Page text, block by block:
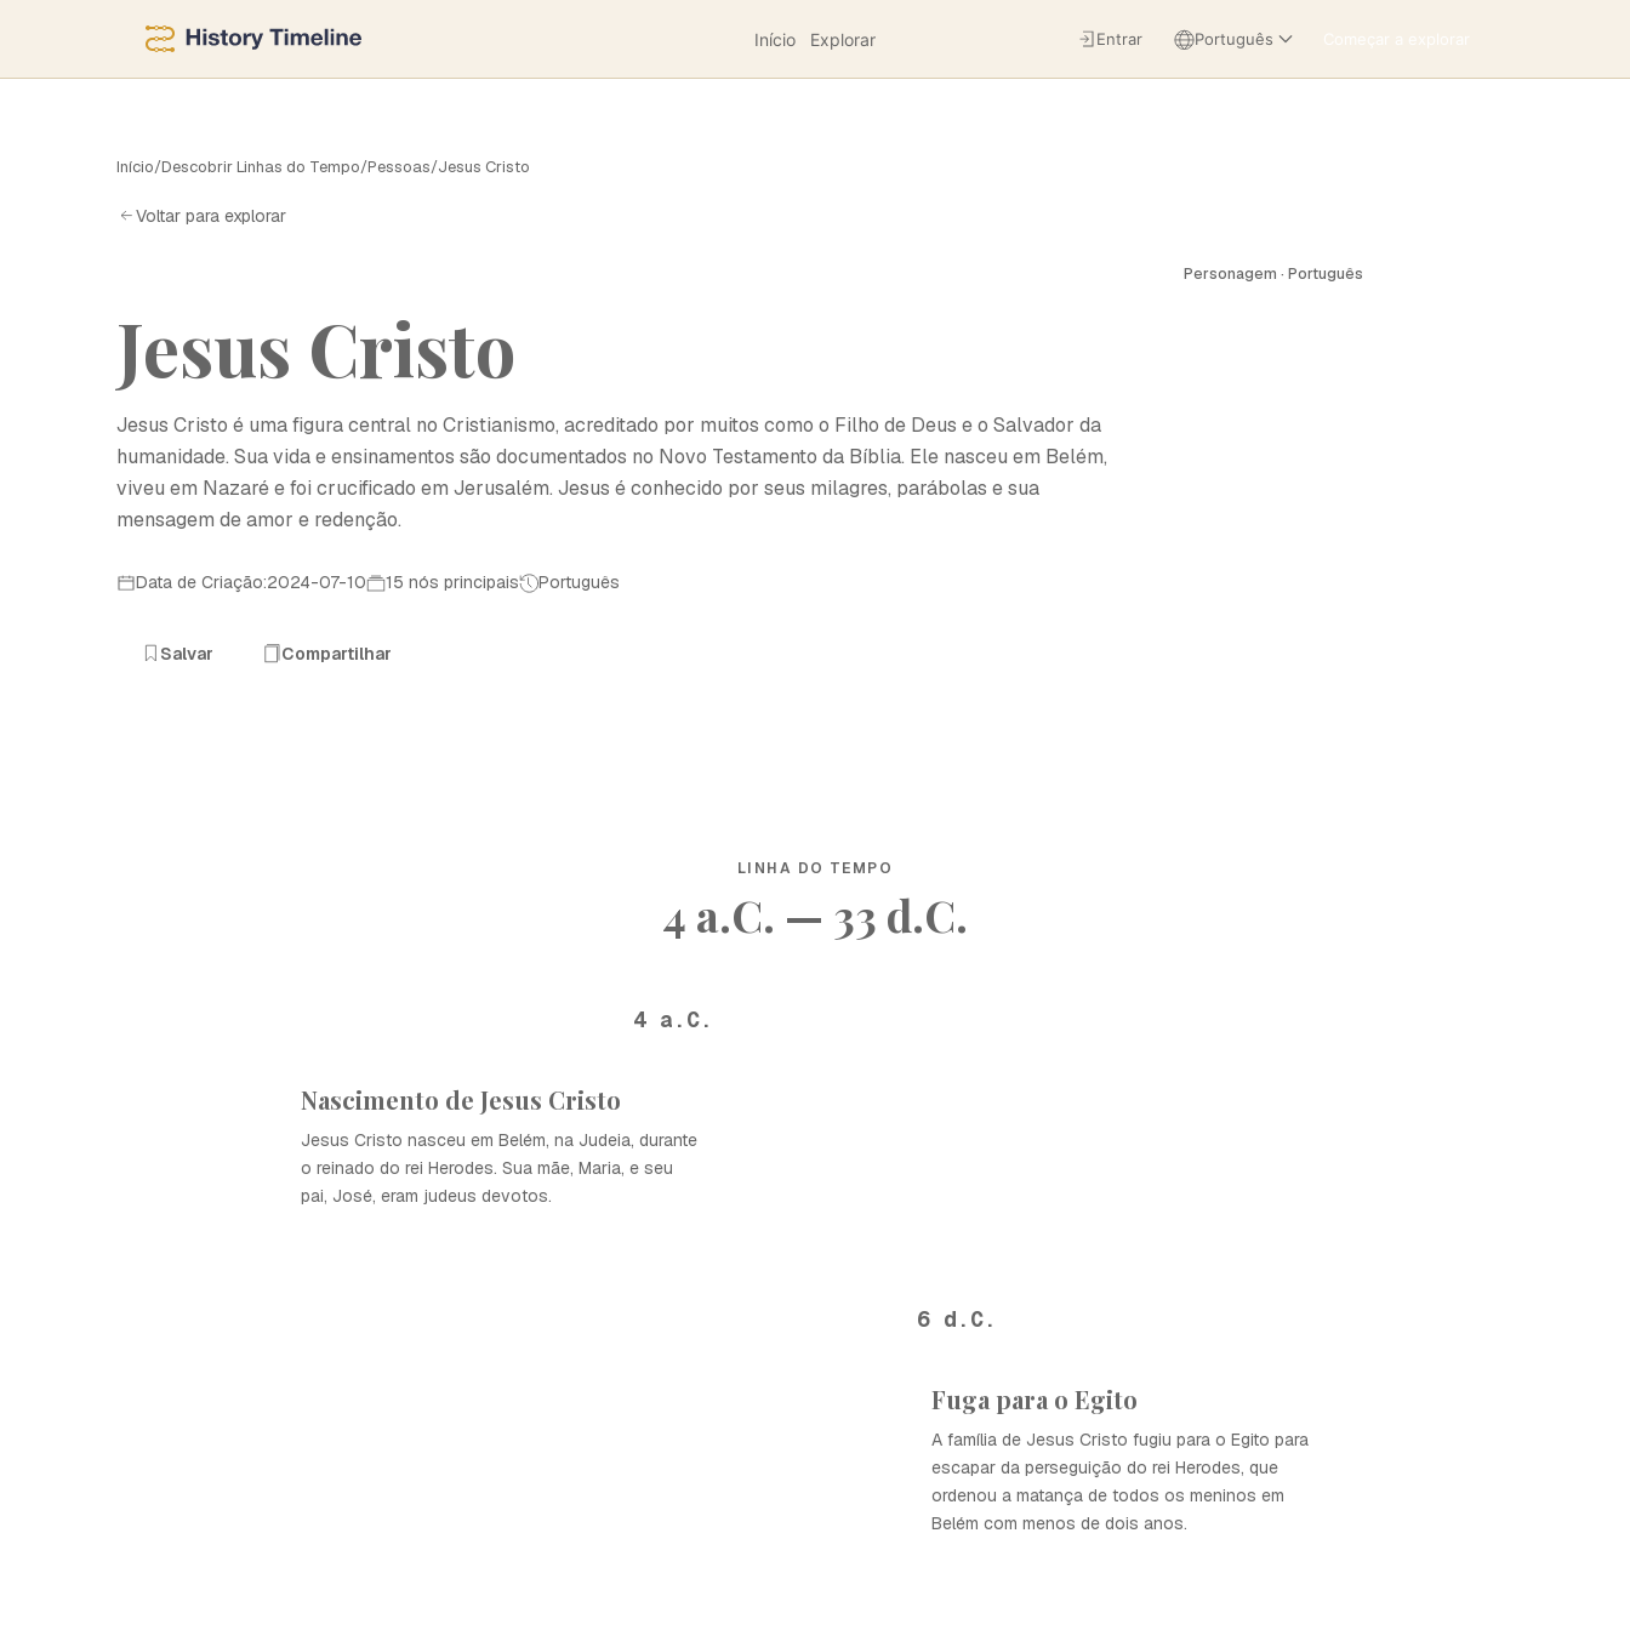
Início Explorar Começar a explorar
Entrar Português
Início/Descobrir Linhas do Tempo/Pessoas/Jesus Cristo
Voltar para explorar
Personagem · Português
Jesus Cristo
Jesus Cristo é uma figura central no Cristianismo, acreditado por muitos como o Filho de Deus e o Salvador da
humanidade. Sua vida e ensinamentos são documentados no Novo Testamento da Bíblia. Ele nasceu em Belém,
viveu em Nazaré e foi crucificado em Jerusalém. Jesus é conhecido por seus milagres, parábolas e sua
mensagem de amor e redenção.
Data de Criação:2024-07-10 15 nós principais Português
Salvar Compartilhar
LINHA DO TEMPO
4 a.C. — 33 d.C.
4 a.C.
Nascimento de Jesus Cristo
Jesus Cristo nasceu em Belém, na Judeia, durante
o reinado do rei Herodes. Sua mãe, Maria, e seu
pai, José, eram judeus devotos.
6 d.C.
Fuga para o Egito
A família de Jesus Cristo fugiu para o Egito para
escapar da perseguição do rei Herodes, que
ordenou a matança de todos os meninos em
Belém com menos de dois anos.